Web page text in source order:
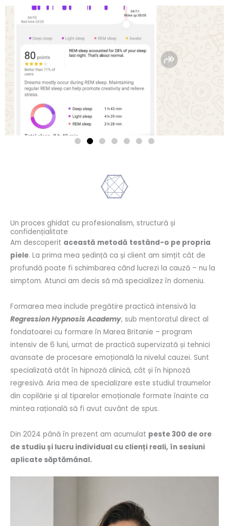
Un proces ghidat cu profesionalism, structură și
confidențialitate
Am descoperit această metodă testând-o pe propria
piele. La prima mea ședință ca și client am simțit cât de
profundă poate fi schimbarea când lucrezi la cauză – nu la
simptom. Atunci am decis să mă specializez în domeniu.
Formarea mea include pregătire practică intensivă la
Regression Hypnosis Academy, sub mentoratul direct al
fondatoarei cu formare în Marea Britanie – program
intensiv de 6 luni, urmat de practică supervizată și tehnici
avansate de procesare emoțională la nivelul cauzei. Sunt
specializată atât în hipnoză clinică, cât și în hipnoză
regresivă. Aria mea de specializare este studiul traumelor
din copilărie și al tiparelor emoționale formate înainte ca
mintea rațională să fi avut cuvânt de spus.
Din 2024 până în prezent am acumulat peste 300 de ore
de studiu și lucru individual cu clienți reali, în sesiuni
aplicate săptămânal.